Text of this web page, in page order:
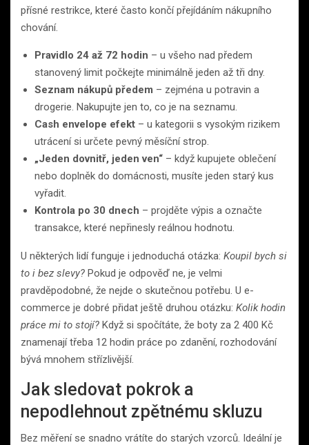
přísné restrikce, které často končí přejídáním nákupního
chování.
Pravidlo 24 až 72 hodin – u všeho nad předem
stanovený limit počkejte minimálně jeden až tři dny.
Seznam nákupů předem – zejména u potravin a
drogerie. Nakupujte jen to, co je na seznamu.
Cash envelope efekt – u kategorii s vysokým rizikem
utrácení si určete pevný měsíční strop.
„Jeden dovnitř, jeden ven“ – když kupujete oblečení
nebo doplněk do domácnosti, musíte jeden starý kus
vyřadit.
Kontrola po 30 dnech – projděte výpis a označte
transakce, které nepřinesly reálnou hodnotu.
U některých lidí funguje i jednoduchá otázka: Koupil bych si
to i bez slevy? Pokud je odpověď ne, je velmi
pravděpodobné, že nejde o skutečnou potřebu. U e-
commerce je dobré přidat ještě druhou otázku: Kolik hodin
práce mi to stojí? Když si spočítáte, že boty za 2 400 Kč
znamenají třeba 12 hodin práce po zdanění, rozhodování
bývá mnohem střízlivější.
Jak sledovat pokrok a
nepodlehnout zpětnému skluzu
Bez měření se snadno vrátíte do starých vzorců. Ideální je